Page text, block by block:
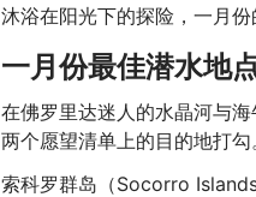
沐浴在阳光下的探险，一月
一月份最佳潜水地
在佛罗里达迷人的水晶河与
两个愿望清单上的目的地打勾
索科罗群岛（Socorro